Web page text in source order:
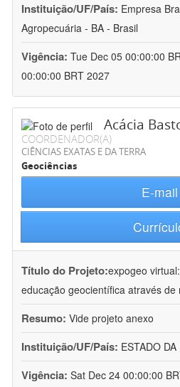
Instituição/UF/País: Empresa
Agropecuária - BA - Brasil
Vigência: Tue Dec 05 00:00:00
00:00:00 BRT 2027
Acácia
COORDENADOR(A)
CIÊNCIAS EXATAS E DA TERRA
Geociências
E-mail
Título do Projeto:expogeo
educação geocientífica através de
Resumo: Vide projeto anexo
Instituição/UF/País: ESTADO
Vigência: Sat Dec 24 00:00:00